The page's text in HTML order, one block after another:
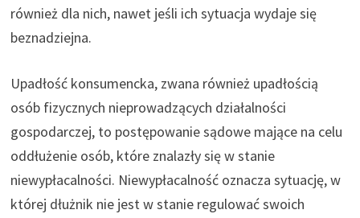
również dla nich, nawet jeśli ich sytuacja wydaje się
beznadziejna.
Upadłość konsumencka, zwana również upadłością
osób fizycznych nieprowadzących działalności
gospodarczej, to postępowanie sądowe mające na celu
oddłużenie osób, które znalazły się w stanie
niewypłacalności. Niewypłacalność oznacza sytuację, w
której dłużnik nie jest w stanie regulować swoich